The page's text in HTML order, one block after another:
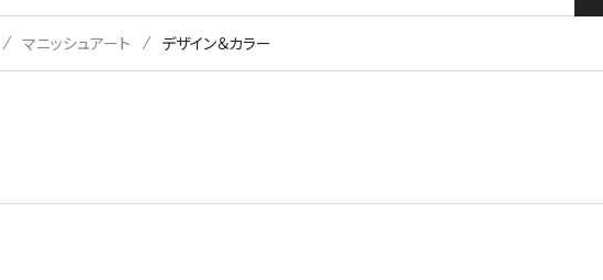
マニッシュアート デザイン＆カラー